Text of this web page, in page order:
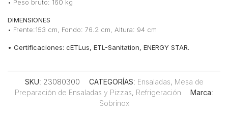
• Peso bruto: 160 kg
DIMENSIONES
• Frente:153 cm, Fondo: 76.2 cm, Altura: 94 cm
• Certificaciones: cETLus, ETL-Sanitation, ENERGY STAR.
SKU: 23080300 CATEGORÍAS: Ensaladas, Mesa de
Preparación de Ensaladas y Pizzas, Refrigeración Marca:
Sobrinox